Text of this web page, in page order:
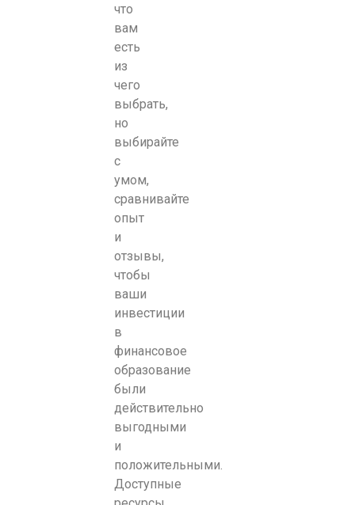
что
вам
есть
из
чего
выбрать,
но
выбирайте
с
умом,
сравнивайте
опыт
и
отзывы,
чтобы
ваши
инвестиции
в
финансовое
образование
были
действительно
выгодными
и
положительными.
Доступные